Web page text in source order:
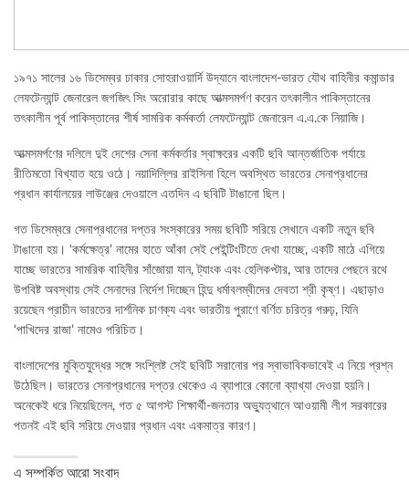
১৯৭১ সালের ১৬ ডিসেম্বর ঢাকার সোহরাওয়ার্দি উদ্যানে বাংলাদেশ-ভারত যৌথ বাহিনীর কমান্ডার
লেফটেন্যান্ট জেনারেল জগজিৎ সিং অরোরার কাছে আত্মসমর্পণ করেন তৎকালীন পাকিস্তানের
তৎকালীন পূর্ব পাকিস্তানের শীর্ষ সামরিক কর্মকর্তা লেফটেন্যান্ট জেনারেল এ.এ.কে নিয়াজি।
আত্মসমর্পণের দলিলে দুই দেশের সেনা কর্মকর্তার স্বাক্ষরের একটি ছবি আন্তর্জাতিক পর্যায়ে
রীতিমতো বিখ্যাত হয়ে ওঠে। নয়াদিল্লির রাইসিনা হিলে অবস্থিত ভারতের সেনাপ্রধানের
প্রধান কার্যালয়ের লাউঞ্জের দেওয়ালে এতদিন এ ছবিটি টাঙানো ছিল।
গত ডিসেম্বরে সেনাপ্রধানের দপ্তর সংস্কারের সময় ছবিটি সরিয়ে সেখানে একটি নতুন ছবি
টাঙানো হয়। ‘কর্মক্ষেত্র’ নামের হাতে আঁকা সেই পেইন্টিংটিতে দেখা যাচ্ছে, একটি মাঠে এগিয়ে
যাচ্ছে ভারতের সামরিক বাহিনীর সাঁজোয়া যান, ট্যাংক এবং হেলিকপ্টার, আর তাদের পেছনে রথে
উপবিষ্ট অবস্থায় সেই সেনাদের নির্দেশ দিচ্ছেন হিন্দু ধর্মাবলম্বীদের দেবতা শ্রী কৃষ্ণ। এছাড়াও
রয়েছেন প্রাচীন ভারতের দার্শনিক চাণক্য এবং ভারতীয় পুরাণে বর্ণিত চরিত্র গরুঢ়, যিনি
‘পাখিদের রাজা’ নামেও পরিচিত।
বাংলাদেশের মুক্তিযুদ্ধের সঙ্গে সংশ্লিষ্ট সেই ছবিটি সরানোর পর স্বাভাবিকভাবেই এ নিয়ে প্রশ্ন
উঠেছিল। ভারতের সেনাপ্রধানের দপ্তর থেকেও এ ব্যাপারে কোনো ব্যাখ্যা দেওয়া হয়নি।
অনেকেই ধরে নিয়েছিলেন, গত ৫ আগস্ট শিক্ষার্থী-জনতার অভ্যুত্থানে আওয়ামী লীগ সরকারের
পতনই এই ছবি সরিয়ে দেওয়ার প্রধান এবং একমাত্র কারণ।
এ সম্পর্কিত আরো সংবাদ